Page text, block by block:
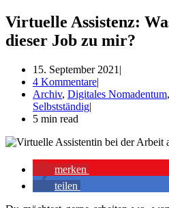
Virtuelle Assistenz:
dieser Job zu mir?
15. September 2021
4 Kommentare
Archiv, Digitales Nomadentum,
Selbstständig
5 min read
merken
teilen